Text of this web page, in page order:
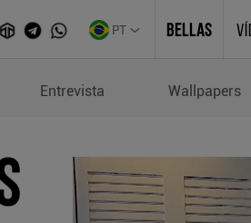
PT BELLAS
Entrevista Wallpapers